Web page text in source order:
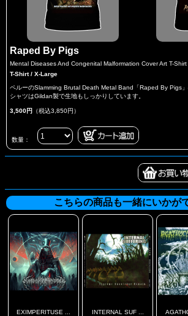
Raped By Pigs
Mental Diseases And Congenital Malformation Cover Art T-Shirt
T-Shirt / X-Large
ペルーのSlamming Brutal Death Metal Band「Raped By Pigs」
シャツはGildan製で生地もしっかりしています。
3,500円 （税込3,850円）
数量：
こちらの商品も一緒にいかが
EXIMPERITUSE ... INTERNAL SUF ...